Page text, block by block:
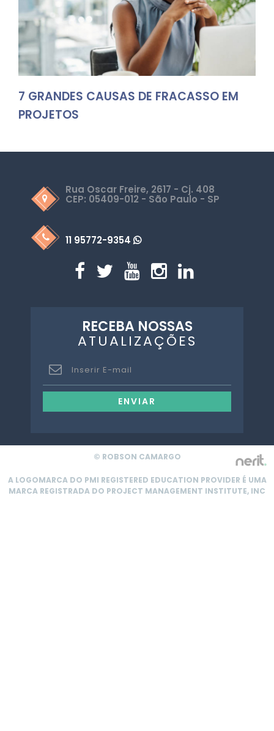
7 GRANDES CAUSAS DE FRACASSO EM
PROJETOS
Rua Oscar Freire, 2617 - Cj. 408
CEP: 05409-012 - São Paulo - SP
11 95772-9354
RECEBA NOSSAS
ATUALIZAÇÕES
ENVIAR
© ROBSON CAMARGO
A LOGOMARCA DO PMI REGISTERED EDUCATION PROVIDER É UMA
MARCA REGISTRADA DO PROJECT MANAGEMENT INSTITUTE, INC